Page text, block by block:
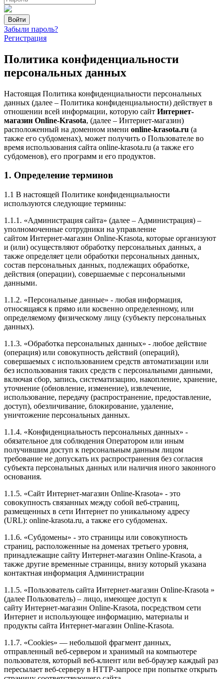
Забыли пароль?
Регистрация
Политика конфиденциальности
персональных данных
Настоящая Политика конфиденциальности персональных
данных (далее – Политика конфиденциальности) действует в
отношении всей информации, которую сайт Интернет-
магазин Online-Krasota, (далее – Интернет-магазин)
расположенный на доменном имени online-krasota.ru (а
также его субдоменах), может получить о Пользователе во
время использования сайта online-krasota.ru (а также его
субдоменов), его программ и его продуктов.
1. Определение терминов
1.1 В настоящей Политике конфиденциальности
используются следующие термины:
1.1.1. «Администрация сайта» (далее – Администрация) –
уполномоченные сотрудники на управление
сайтом Интернет-магазин Online-Krasota, которые организуют
и (или) осуществляют обработку персональных данных, а
также определяет цели обработки персональных данных,
состав персональных данных, подлежащих обработке,
действия (операции), совершаемые с персональными
данными.
1.1.2. «Персональные данные» - любая информация,
относящаяся к прямо или косвенно определенному, или
определяемому физическому лицу (субъекту персональных
данных).
1.1.3. «Обработка персональных данных» - любое действие
(операция) или совокупность действий (операций),
совершаемых с использованием средств автоматизации или
без использования таких средств с персональными данными,
включая сбор, запись, систематизацию, накопление, хранение,
уточнение (обновление, изменение), извлечение,
использование, передачу (распространение, предоставление,
доступ), обезличивание, блокирование, удаление,
уничтожение персональных данных.
1.1.4. «Конфиденциальность персональных данных» -
обязательное для соблюдения Оператором или иным
получившим доступ к персональным данным лицом
требование не допускать их распространения без согласия
субъекта персональных данных или наличия иного законного
основания.
1.1.5. «Сайт Интернет-магазин Online-Krasota» - это
совокупность связанных между собой веб-страниц,
размещенных в сети Интернет по уникальному адресу
(URL): online-krasota.ru, а также его субдоменах.
1.1.6. «Субдомены» - это страницы или совокупность
страниц, расположенные на доменах третьего уровня,
принадлежащие сайту Интернет-магазин Online-Krasota, а
также другие временные страницы, внизу который указана
контактная информация Администрации
1.1.5. «Пользователь сайта Интернет-магазин Online-Krasota »
(далее Пользователь) – лицо, имеющее доступ к
сайту Интернет-магазин Online-Krasota, посредством сети
Интернет и использующее информацию, материалы и
продукты сайта Интернет-магазин Online-Krasota.
1.1.7. «Cookies» — небольшой фрагмент данных,
отправленный веб-сервером и хранимый на компьютере
пользователя, который веб-клиент или веб-браузер каждый раз
пересылает веб-серверу в HTTP-запросе при попытке открыть